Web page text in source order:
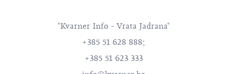
"Kvarner Info - Vrata Jadrana"
+385 51 628 888;
+385 51 623 333